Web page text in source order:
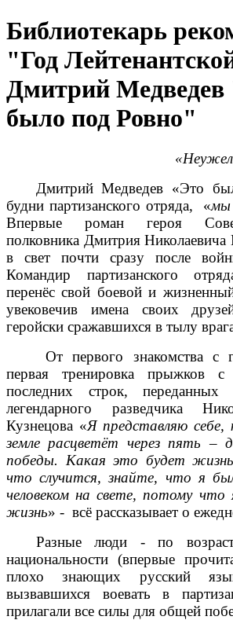
Библиотекарь
"Год
Дмитрий
было под Ровно"
Дмитрий Медведев «Это
будни партизанского отряда, «мы
Впервые роман героя
полковника Дмитрия
в свет почти сразу после
Командир партизанского
перенёс свой боевой и
увековечив имена своих
геройски сражавшихся в тылу
От первого знакомства с
первая тренировка прыжков
последних строк,
легендарного разведчика
Кузнецова «Я представляю себе,
земле расцветёт через пять –
победы. Какая это будет
что случится, знайте, что я
человеком на свете, потому что
жизнь» - всё рассказывает о
Разные люди - по
национальности (впервые
плохо знающих русский
вызвавшихся воевать в
прилагали все силы для общей